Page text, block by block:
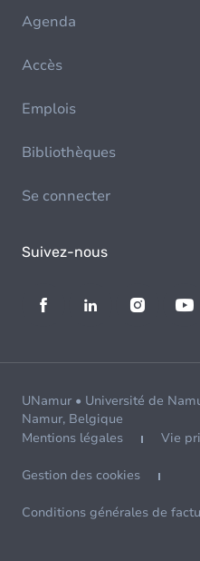
Agenda
Accès
Emplois
Bibliothèques
Se connecter
Suivez-nous
UNamur • Université de
Namur, Belgique
Mentions légales
Vie
Gestion des cookies
Conditions générales de